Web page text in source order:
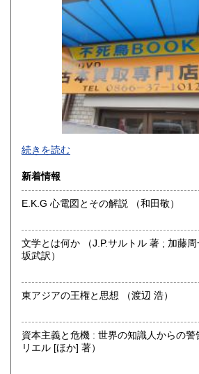
1,100円
1,100円 徳島県
1,100円 愛媛県
1,100円 福岡県
1,100円 長崎県
熊本県
宮崎県
不死鳥BOOKSでは、書籍だけでなくCD
ゲーム、おもちゃ、骨董品まであらゆる
にお問い合わせください。出張費は、無
沿線名：伯備線・桃太郎線(吉備線)
営業時間：9時から17時
定休日：年中無休
不死鳥BOOKSでは、書籍だけでなくCD
ゲーム、おもちゃ、骨董品まであらゆ
にお問い合わせください。出張費は、無
続きを読む
新着情報
E.K.G 心電図とその解説 （和田敬）
文学とは何か （J.P.サルトル 著 ; 加藤周一, 白井健三郎, 海老
坂武訳）
東アジアの王権と思想 （渡辺 浩）
資本主義と危機 : 世界の知識人からの警告 （マルクス・
リエル [ほか] 著）